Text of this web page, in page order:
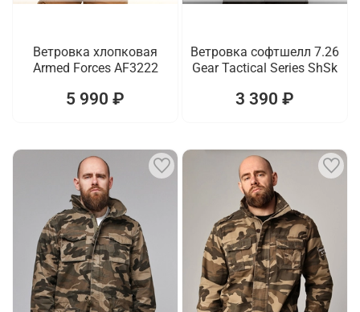
Ветровка хлопковая
Armed Forces AF3222
5 990 ₽
Ветровка софтшелл 7.26
Gear Tactical Series ShSk
3 390 ₽